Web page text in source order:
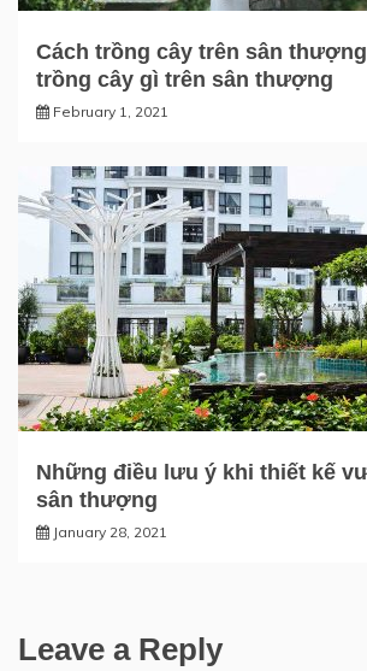
Cách trồng cây trên sân
trồng cây gì trên sân thượng
February 1, 2021
Những điều lưu ý khi thiết kế
sân thượng
January 28, 2021
Leave a Reply